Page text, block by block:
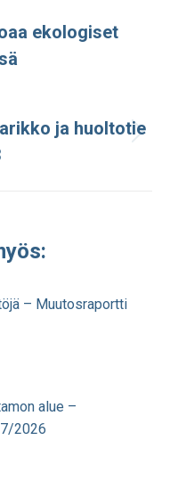
ekologiset
ja huoltotie
– Muutosraportti
alue –
2026